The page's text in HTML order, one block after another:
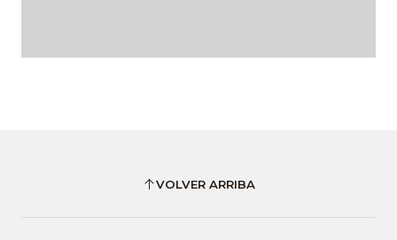
VOLVER ARRIBA